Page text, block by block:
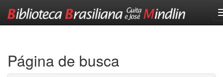
Página de busca